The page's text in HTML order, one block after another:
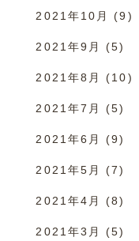
2021年10月 (9)
2021年9月 (5)
2021年8月 (10)
2021年7月 (5)
2021年6月 (9)
2021年5月 (7)
2021年4月 (8)
2021年3月 (5)